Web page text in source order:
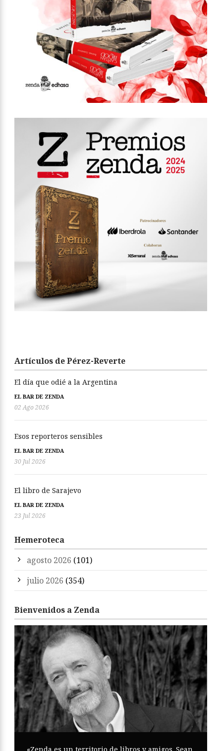
Artículos de Pérez-Reverte
El día que odié a la Argentina
EL BAR DE ZENDA
02 Ago 2026
Esos reporteros sensibles
EL BAR DE ZENDA
30 Jul 2026
El libro de Sarajevo
EL BAR DE ZENDA
23 Jul 2026
Hemeroteca
agosto 2026 (101)
julio 2026 (354)
Bienvenidos a Zenda